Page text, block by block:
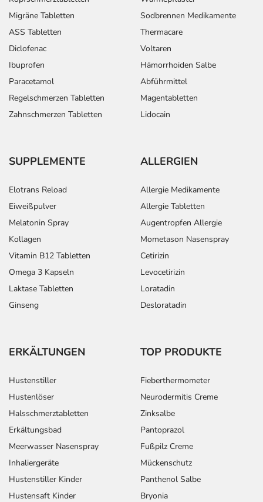
Migräne Tabletten
ASS Tabletten
Diclofenac
Ibuprofen
Paracetamol
Regelschmerzen Tabletten
Zahnschmerzen Tabletten
Sodbrennen Medikamente
Thermacare
Voltaren
Hämorrhoiden Salbe
Abführmittel
Magentabletten
Lidocain
SUPPLEMENTE
Elotrans Reload
Eiweißpulver
Melatonin Spray
Kollagen
Vitamin B12 Tabletten
Omega 3 Kapseln
Laktase Tabletten
Ginseng
ALLERGIEN
Allergie Medikamente
Allergie Tabletten
Augentropfen Allergie
Mometason Nasenspray
Cetirizin
Levocetirizin
Loratadin
Desloratadin
ERKÄLTUNGEN
Hustenstiller
Hustenlöser
Halsschmerztabletten
Erkältungsbad
Meerwasser Nasenspray
Inhaliergeräte
Hustenstiller Kinder
Hustensaft Kinder
TOP PRODUKTE
Fieberthermometer
Neurodermitis Creme
Zinksalbe
Pantoprazol
Fußpilz Creme
Mückenschutz
Panthenol Salbe
Bryonia